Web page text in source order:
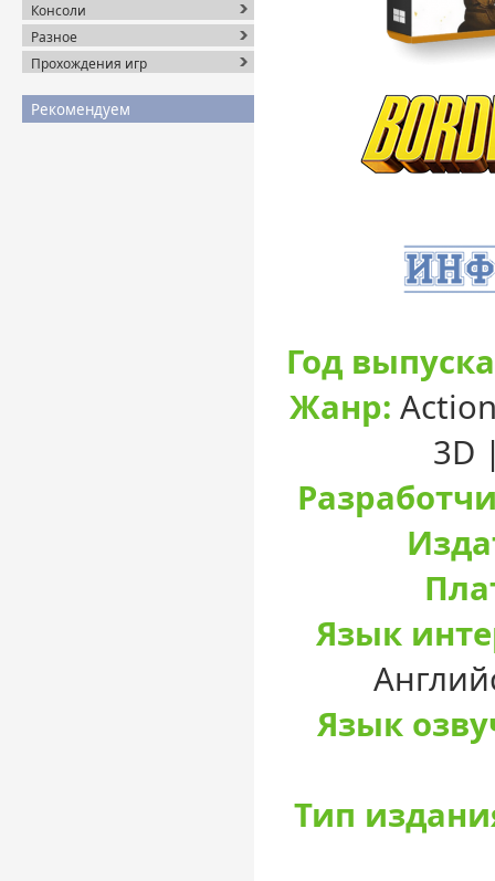
Консоли
Разное
Прохождения игр
Рекомендуем
Год
Жанр:
3D
Язык
Язык
Тип